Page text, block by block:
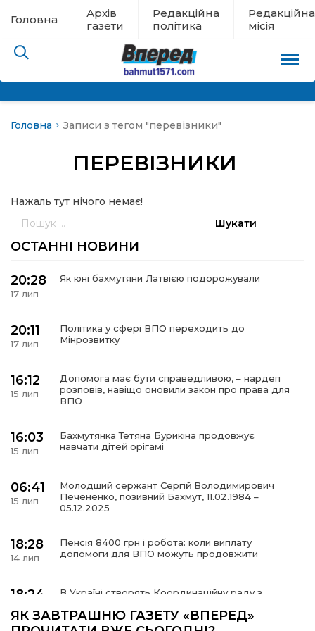
Головна
Архів
газети
Редакційна
політика
Редакційна
місія
новини
місія
Головна Записи з тегом "перевізники"
ПЕРЕВІЗНИКИ
Нажаль тут нічого немає!
ОСТАННІ НОВИНИ
20:28
17 лип
Як юні бахмутяни Латвією подорожували
20:11
17 лип
Політика у сфері ВПО переходить до
Мінрозвитку
16:12
15 лип
Допомога має бути справедливою, – нардеп
розповів, навіщо оновили закон про права для
ВПО
16:03
15 лип
Бахмутянка Тетяна Бурикіна продовжує
навчати дітей орігамі
06:41
15 лип
Молодший сержант Сергій Володимирович
Печененко, позивний Бахмут, 11.02.1984 –
05.12.2025
18:28
14 лип
Пенсія 8400 грн і робота: коли виплату
допомоги для ВПО можуть продовжити
18:24
В Україні створять Координаційну раду з
кордону
ЯК ЗАВТРАШНЮ ГАЗЕТУ «ВПЕРЕД»